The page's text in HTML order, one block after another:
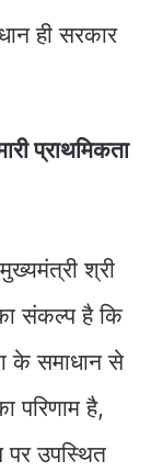
प्राथमिकता
श्री
संकल्प है कि
के समाधान से
परिणाम है,
उपस्थित